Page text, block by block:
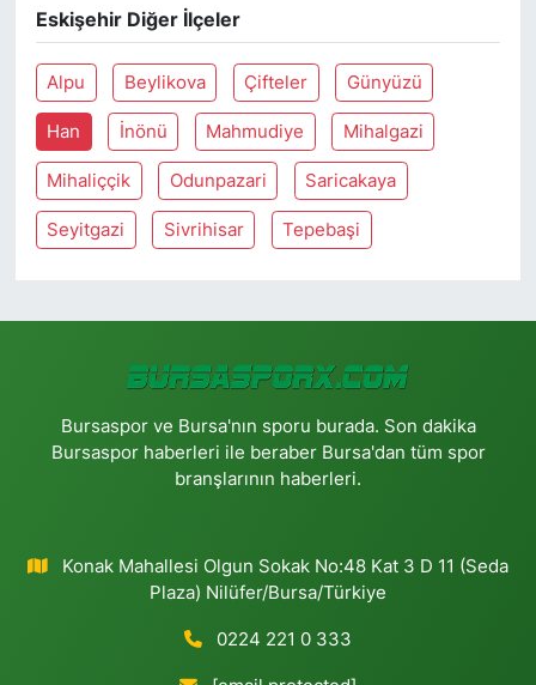
Eskişehir Diğer İlçeler
Alpu Beylikova Çifteler Günyüzü
Han İnönü Mahmudiye Mihalgazi
Mihaliççik Odunpazari Saricakaya
Seyitgazi Sivrihisar Tepebaşi
Bursaspor ve Bursa'nın sporu burada. Son dakika
Bursaspor haberleri ile beraber Bursa'dan tüm spor
branşlarının haberleri.
Konak Mahallesi Olgun Sokak No:48 Kat 3 D 11 (Seda
Plaza) Nilüfer/Bursa/Türkiye
0224 221 0 333